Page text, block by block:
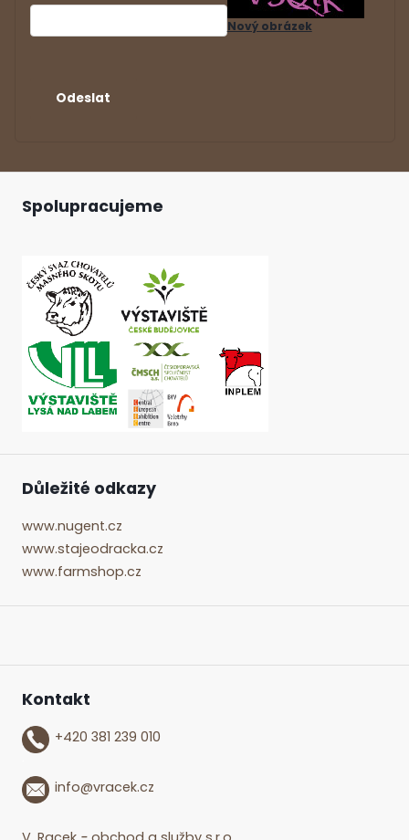
Nový obrázek
Spolupracujeme
Důležité odkazy
www.nugent.cz
www.stajeodracka.cz
www.farmshop.cz
Kontakt
+420 381 239 010
info@vracek.cz